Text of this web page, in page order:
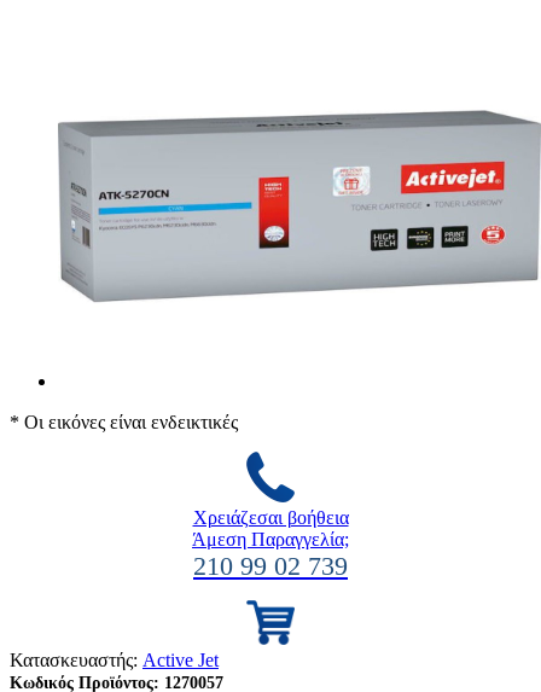
* Οι εικόνες είναι ενδεικτικές
Χρειάζεσαι βοήθεια
Άμεση Παραγγελία;
210 99 02 739
Κατασκευαστής: Active Jet
Κωδικός Προϊόντος: 1270057